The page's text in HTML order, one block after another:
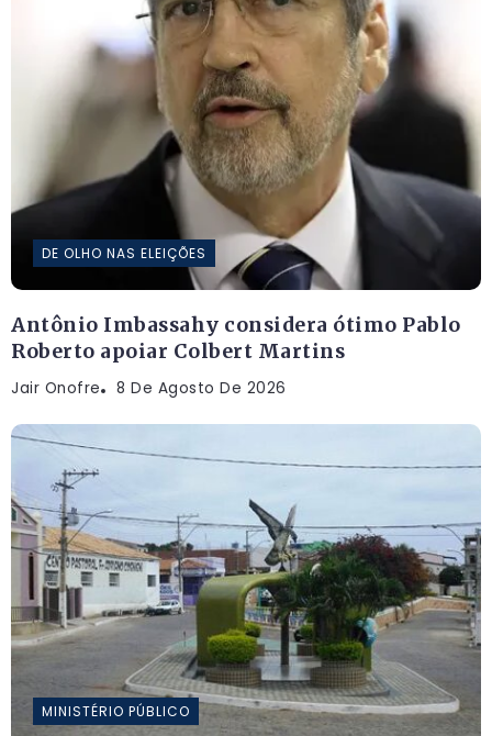
DE OLHO NAS ELEIÇÕES
Antônio Imbassahy considera ótimo Pablo
Roberto apoiar Colbert Martins
Jair Onofre 8 De Agosto De 2026
MINISTÉRIO PÚBLICO